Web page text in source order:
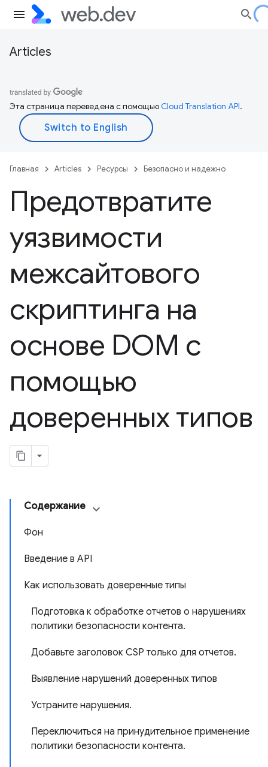
Articles
Эта страница переведена с помощьюCloud Translation API.
Главная Articles Ресурсы Безопасно и надежно
Предотвратите
уязвимости
межсайтового
скриптинга на
основе DOM с
помощью
доверенных типов
Содержание
Фон
Введение в API
Как использовать доверенные типы
Подготовка к обработке отчетов о нарушениях
политики безопасности контента.
Добавьте заголовок CSP только для отчетов.
Выявление нарушений доверенных типов
Устраните нарушения.
Переключиться на принудительное применение
политики безопасности контента.